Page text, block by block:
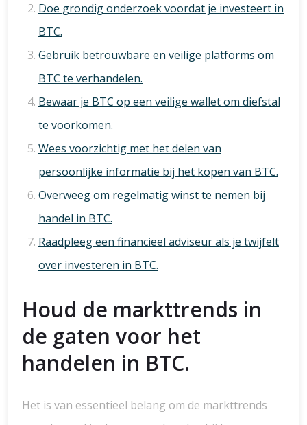
Doe grondig onderzoek voordat je investeert in
BTC.
Gebruik betrouwbare en veilige platforms om
BTC te verhandelen.
Bewaar je BTC op een veilige wallet om diefstal
te voorkomen.
Wees voorzichtig met het delen van
persoonlijke informatie bij het kopen van BTC.
Overweeg om regelmatig winst te nemen bij
handel in BTC.
Raadpleeg een financieel adviseur als je twijfelt
over investeren in BTC.
Houd de markttrends in
de gaten voor het
handelen in BTC.
Het is van essentieel belang om de markttrends